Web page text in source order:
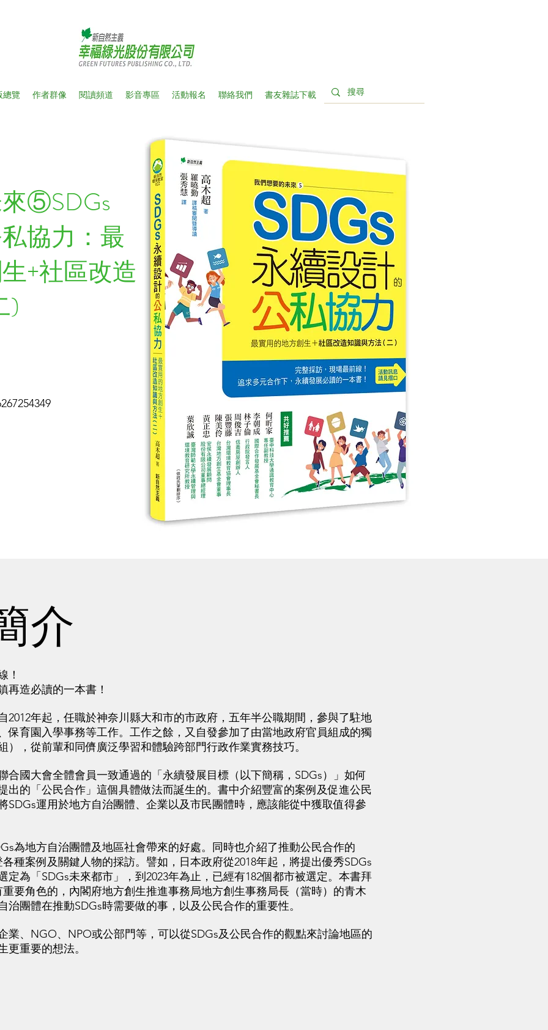
總覽 作者群像 閱讀頻道 影音專區 活動報名 聯絡我們 書友雜誌下載
⑤SDGs
協力：最
+社區改造
)
介
！
再造必讀的一本書！
年起，任職於神奈川縣大和市的市政府，五年半公職期間，參與了駐地
保育園入學事務等工作。工作之餘，又自發參加了由當地政府官員組成的獨
），從前輩和同儕廣泛學習和體驗跨部門行政作業實務技巧。
大會全體會員一致通過的「永續發展目標（以下簡稱，SDGs）」如何
出的「公民合作」這個具體做法而誕生的。書中介紹豐富的案例及促進公民
SDGs運用於地方自治團體、企業以及市民團體時，應該能從中獲取值得參
地方自治團體及地區社會帶來的好處。同時也介紹了推動公民合作的
種案例及關鍵人物的採訪。譬如，日本政府從2018年起，將提出優秀SDGs
定為「SDGs未來都市」，到2023年為止，已經有182個都市被選定。本書拜
要角色的，內閣府地方創生推進事務局地方創生事務局長（當時）的青木
治團體在推動SDGs時需要做的事，以及公民合作的重要性。
NGO、NPO或公部門等，可以從SDGs及公民合作的觀點來討論地區的
更重要的想法。